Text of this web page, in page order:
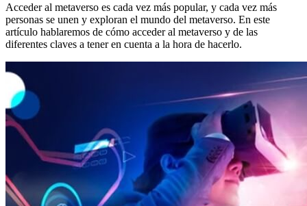
Acceder al metaverso es cada vez más popular, y cada vez más
personas se unen y exploran el mundo del metaverso. En este
artículo hablaremos de cómo acceder al metaverso y de las
diferentes claves a tener en cuenta a la hora de hacerlo.